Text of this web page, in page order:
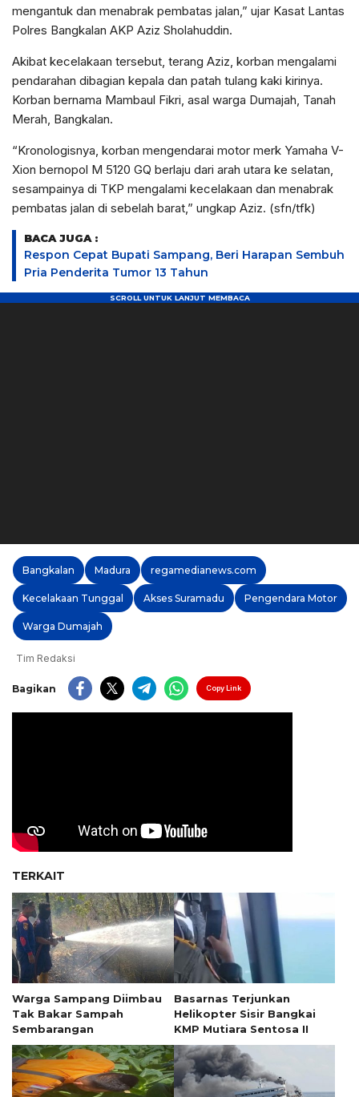
mengantuk dan menabrak pembatas jalan,” ujar Kasat Lantas
Polres Bangkalan AKP Aziz Sholahuddin.
Akibat kecelakaan tersebut, terang Aziz, korban mengalami
pendarahan dibagian kepala dan patah tulang kaki kirinya.
Korban bernama Mambaul Fikri, asal warga Dumajah, Tanah
Merah, Bangkalan.
“Kronologisnya, korban mengendarai motor merk Yamaha V-
Xion bernopol M 5120 GQ berlaju dari arah utara ke selatan,
sesampainya di TKP mengalami kecelakaan dan menabrak
pembatas jalan di sebelah barat,” ungkap Aziz. (sfn/tfk)
BACA JUGA :
Respon Cepat Bupati Sampang, Beri Harapan Sembuh
Pria Penderita Tumor 13 Tahun
Bangkalan Madura regamedianews.com
Kecelakaan Tunggal Akses Suramadu Pengendara Motor
Warga Dumajah
Tim Redaksi
Bagikan Copy Link
TERKAIT
Warga Sampang Diimbau
Tak Bakar Sampah
Sembarangan
Basarnas Terjunkan
Helikopter Sisir Bangkai
KMP Mutiara Sentosa II